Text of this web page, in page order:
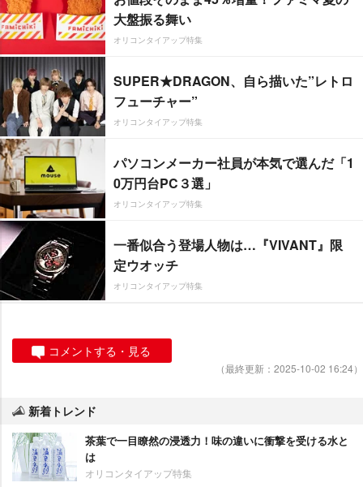
大盤振る舞い
オリコンタイアップ特集
SUPER★DRAGON、自ら描いた”レトロ
フューチャー”
オリコンタイアップ特集
パソコンメーカー社員が本気で選んだ「1
0万円台PC３選」
オリコンタイアップ特集
一番似合う登場人物は…『VIVANT』限
定ウオッチ
オリコンタイアップ特集
コメントする・見る
（最終更新：2025-10-02 16:24）
新着トレンド
茶葉で一目瞭然の浸透力！味の違いに衝撃を受ける水と
は
オリコンタイアップ特集